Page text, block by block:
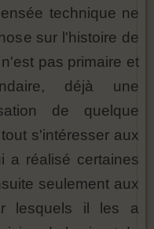
technique ne
sur l'histoire de
pas primaire et
déjà une
de quelque
s'intéresser aux
a réalisé certaines
seulement aux
lesquels il les a